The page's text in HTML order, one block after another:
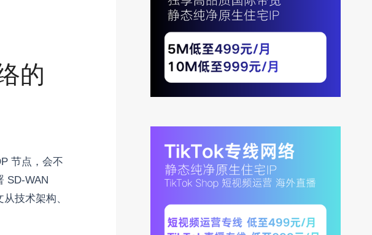
的
节点，会不
SD-WAN
技术架构、